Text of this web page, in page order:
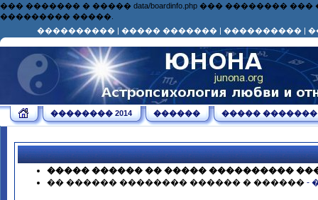
��� ������� � ����� data/boardinfo.php ���
��������� �����.
���������� | ����� ������� | ���������� |
�������� 2014 ������ ����� �������
����� ������ �� ����� ����������
�� ������ �������� ������ � ������ -